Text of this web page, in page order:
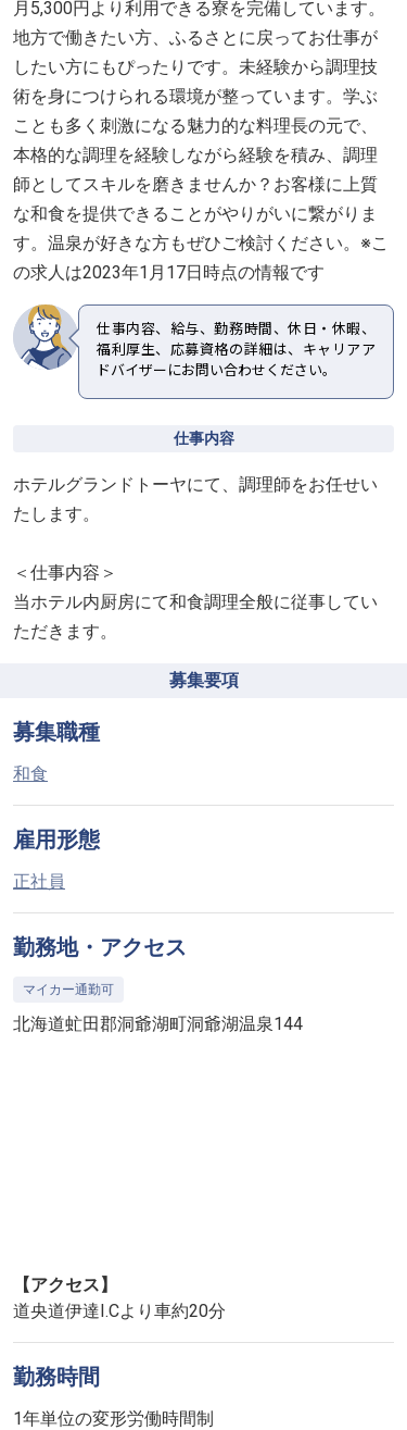
月5,300円より利用できる寮を完備しています。
地方で働きたい方、ふるさとに戻ってお仕事が
したい方にもぴったりです。未経験から調理技
術を身につけられる環境が整っています。学ぶ
ことも多く刺激になる魅力的な料理長の元で、
本格的な調理を経験しながら経験を積み、調理
師としてスキルを磨きませんか？お客様に上質
な和食を提供できることがやりがいに繋がりま
す。温泉が好きな方もぜひご検討ください。※こ
の求人は2023年1月17日時点の情報です
仕事内容、給与、勤務時間、休日・休暇、
福利厚生、応募資格の詳細は、キャリアア
ドバイザーにお問い合わせください。
仕事内容
ホテルグランドトーヤにて、調理師をお任せい
たします。
＜仕事内容＞
当ホテル内厨房にて和食調理全般に従事してい
ただきます。
募集要項
募集職種
和食
雇用形態
正社員
勤務地・アクセス
マイカー通勤可
北海道虻田郡洞爺湖町洞爺湖温泉144
【アクセス】
道央道伊達I.Cより車約20分
勤務時間
1年単位の変形労働時間制